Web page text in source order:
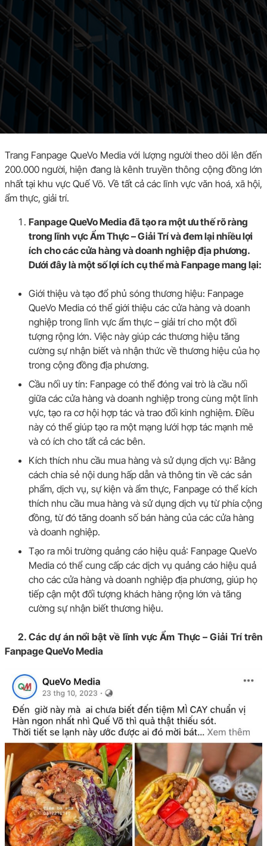
Trang Fanpage QueVo Media với lượng người theo dõi lên đến
200.000 người, hiện đang là kênh truyền thông cộng đồng lớn
nhất tại khu vực Quế Võ. Về tất cả các lĩnh vực văn hoá, xã hội,
ẩm thực, giải trí.
Fanpage QueVo Media đã tạo ra một ưu thế rõ ràng
trong lĩnh vực Ẩm Thực – Giải Trí và đem lại nhiều lợi
ích cho các cửa hàng và doanh nghiệp địa phương.
Dưới đây là một số lợi ích cụ thể mà Fanpage mang lại:
Giới thiệu và tạo đổ phủ sóng thương hiệu: Fanpage
QueVo Media có thể giới thiệu các cửa hàng và doanh
nghiệp trong lĩnh vực ẩm thực – giải trí cho một đối
tượng rộng lớn. Việc này giúp các thương hiệu tăng
cường sự nhận biết và nhận thức về thương hiệu của họ
trong cộng đồng địa phương.
Cầu nối uy tín: Fanpage có thể đóng vai trò là cầu nối
giữa các cửa hàng và doanh nghiệp trong cùng một lĩnh
vực, tạo ra cơ hội hợp tác và trao đổi kinh nghiệm. Điều
này có thể giúp tạo ra một mạng lưới hợp tác mạnh mẽ
và có ích cho tất cả các bên.
Kích thích nhu cầu mua hàng và sử dụng dịch vụ: Bằng
cách chia sẻ nội dung hấp dẫn và thông tin về các sản
phẩm, dịch vụ, sự kiện và ẩm thực, Fanpage có thể kích
thích nhu cầu mua hàng và sử dụng dịch vụ từ phía cộng
đồng, từ đó tăng doanh số bán hàng của các cửa hàng
và doanh nghiệp.
Tạo ra môi trường quảng cáo hiệu quả: Fanpage QueVo
Media có thể cung cấp các dịch vụ quảng cáo hiệu quả
cho các cửa hàng và doanh nghiệp địa phương, giúp họ
tiếp cận một đối tượng khách hàng rộng lớn và tăng
cường sự nhận biết thương hiệu.
2. Các dự án nổi bật về lĩnh vực Ẩm Thực – Giải Trí trên
Fanpage QueVo Media